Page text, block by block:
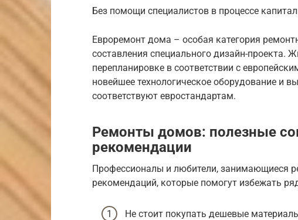
Без помощи специалистов в процессе
Евроремонт дома – особая категория
составления специального дизайн-проекта.
перепланировке в соответствии с
новейшее технологическое оборудование и
соответствуют евростандартам.
Ремонты домов: полезные
рекомендации
Профессионалы и любители, занимающиеся
рекомендаций, которые помогут избежать
Не стоит покупать дешевые